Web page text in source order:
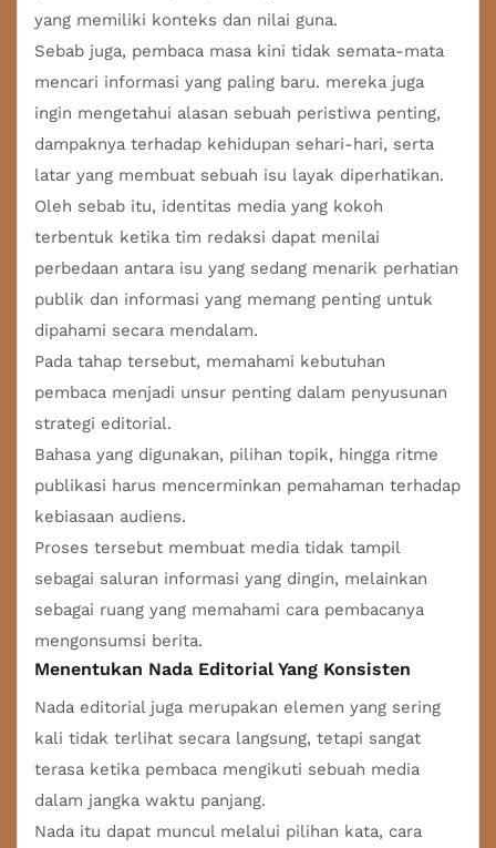
yang memiliki konteks dan nilai guna.
Sebab juga, pembaca masa kini tidak semata-mata
mencari informasi yang paling baru. mereka juga
ingin mengetahui alasan sebuah peristiwa penting,
dampaknya terhadap kehidupan sehari-hari, serta
latar yang membuat sebuah isu layak diperhatikan.
Oleh sebab itu, identitas media yang kokoh
terbentuk ketika tim redaksi dapat menilai
perbedaan antara isu yang sedang menarik perhatian
publik dan informasi yang memang penting untuk
dipahami secara mendalam.
Pada tahap tersebut, memahami kebutuhan
pembaca menjadi unsur penting dalam penyusunan
strategi editorial.
Bahasa yang digunakan, pilihan topik, hingga ritme
publikasi harus mencerminkan pemahaman terhadap
kebiasaan audiens.
Proses tersebut membuat media tidak tampil
sebagai saluran informasi yang dingin, melainkan
sebagai ruang yang memahami cara pembacanya
mengonsumsi berita.
Menentukan Nada Editorial Yang Konsisten
Nada editorial juga merupakan elemen yang sering
kali tidak terlihat secara langsung, tetapi sangat
terasa ketika pembaca mengikuti sebuah media
dalam jangka waktu panjang.
Nada itu dapat muncul melalui pilihan kata, cara